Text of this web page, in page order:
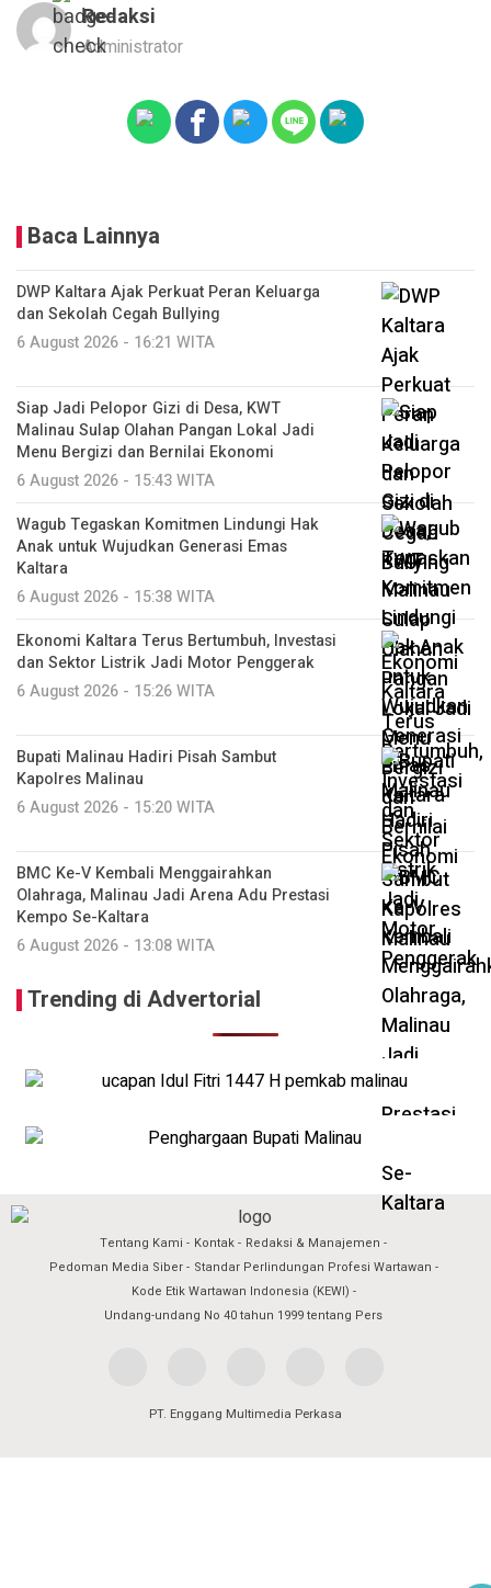
Redaksi
Administrator
Baca Lainnya
DWP Kaltara Ajak Perkuat Peran Keluarga
dan Sekolah Cegah Bullying
6 August 2026 - 16:21 WITA
Siap Jadi Pelopor Gizi di Desa, KWT
Malinau Sulap Olahan Pangan Lokal Jadi
Menu Bergizi dan Bernilai Ekonomi
6 August 2026 - 15:43 WITA
Wagub Tegaskan Komitmen Lindungi Hak
Anak untuk Wujudkan Generasi Emas
Kaltara
6 August 2026 - 15:38 WITA
Ekonomi Kaltara Terus Bertumbuh, Investasi
dan Sektor Listrik Jadi Motor Penggerak
6 August 2026 - 15:26 WITA
Bupati Malinau Hadiri Pisah Sambut
Kapolres Malinau
6 August 2026 - 15:20 WITA
BMC Ke-V Kembali Menggairahkan
Olahraga, Malinau Jadi Arena Adu Prestasi
Kempo Se-Kaltara
6 August 2026 - 13:08 WITA
Trending di Advertorial
Tentang Kami Kontak
Redaksi & Manajemen
Pedoman Media Siber
Standar Perlindungan Profesi Wartawan
Kode Etik Wartawan Indonesia (KEWI)
Undang-undang No 40 tahun 1999 tentang Pers
PT. Enggang Multimedia Perkasa